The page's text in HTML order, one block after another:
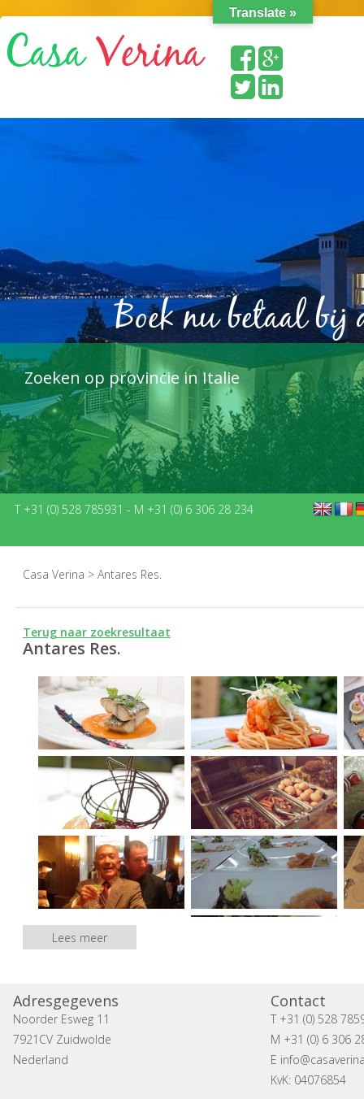
Zoeken op provincie in Italie
Boek nu betaal bij
T +31 (0) 528 785931 - M +31 (0) 6 306 28 234
Casa Verina > Antares Res.
Terug naar zoekresultaat
Antares Res.
Lees meer
Adresgegevens
Noorder Esweg 11
7921CV Zuidwolde
Nederland
Contact
T +31 (0) 528
M +31 (0) 6 306
E
KvK: 04076854
Translate »